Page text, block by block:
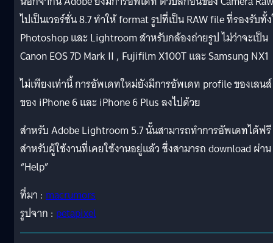
ไปเป็นเวอร์ชั่น 8.7 ทำให้ format รูปที่เป็น RAW file ที่รองรับทั้
Photoshop และ Lightroom สำหรับกล้องถ่ายรูป ไม่ว่าจะเป็น
Canon EOS 7D Mark II , Fujifilm X100T และ Samsung NX1
ไม่เพียงเท่านี้ การอัพเดทใหม่ยังมีการอัพเดท profile ของเลนส์
ของ iPhone 6 และ iPhone 6 Plus ลงไปด้วย
สำหรับ Adobe Lightroom 5.7 นั้นสามารถทำการอัพเดทได้ฟรี
สำหรับผู้ใช้งานที่เคยใช้งานอยู่แล้ว ซึ่งสามารถ download ผ่าน
“Help”
ที่มา : macrumors
รูปจาก : petapixel